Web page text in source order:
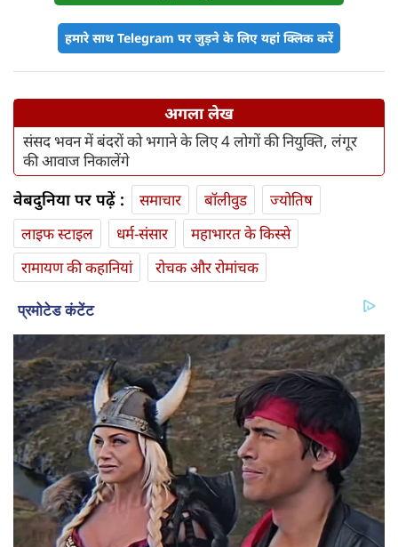
हमारे साथ Telegram पर जुड़ने के लिए यहां क्लिक करें
अगला लेख
संसद भवन में बंदरों को भगाने के लिए 4 लोगों की नियुक्ति, लंगूर
की आवाज निकालेंगे
वेबदुनिया पर पढ़ें : समाचार बॉलीवुड
ज्योतिष
लाइफ स्‍टाइल
धर्म-संसार
महाभारत के किस्से
रामायण की कहानियां
रोचक और रोमांचक